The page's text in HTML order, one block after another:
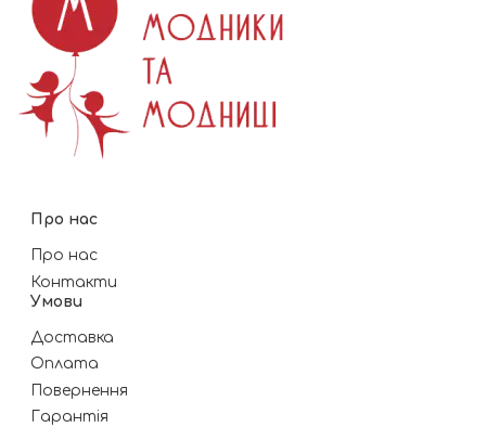
Про нас
Про нас
Контакти
Умови
Доставка
Оплата
Повернення
Гарантія